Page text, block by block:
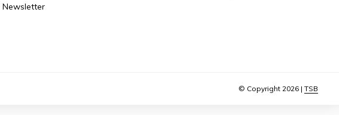
Newsletter
© Copyright 2026 | TSB